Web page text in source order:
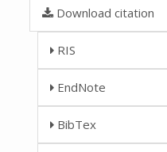
Download citation
RIS
EndNote
BibTex